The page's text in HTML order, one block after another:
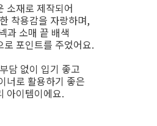
소재로 제작되어
착용감을 자랑하며,
과 소매 끝 배색
로 포인트를 주었어요.
담 없이 입기 좋고
너로 활용하기 좋은
아이템이에요.